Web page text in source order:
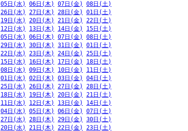
05日(水) 06日(木) 07日(金)
08日(土)
26日(水) 27日(木) 28日(金)
01日(土)
19日(水) 20日(木) 21日(金)
22日(土)
12日(水) 13日(木) 14日(金)
15日(土)
05日(水) 06日(木) 07日(金)
08日(土)
29日(水) 30日(木) 31日(金)
01日(土)
22日(水) 23日(木) 24日(金)
25日(土)
15日(水) 16日(木) 17日(金)
18日(土)
08日(水) 09日(木) 10日(金)
11日(土)
01日(水) 02日(木) 03日(金)
04日(土)
25日(水) 26日(木) 27日(金)
28日(土)
18日(水) 19日(木) 20日(金)
21日(土)
11日(水) 12日(木) 13日(金)
14日(土)
04日(水) 05日(木) 06日(金)
07日(土)
27日(水) 28日(木) 29日(金)
30日(土)
20日(水) 21日(木) 22日(金)
23日(土)